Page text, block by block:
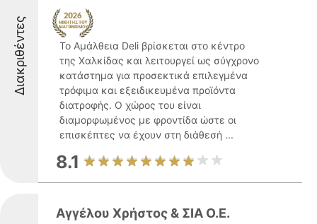
Διακριθέντες
Το Αμάλθεια Deli βρίσκεται στο κέντρο
της Χαλκίδας και λειτουργεί ως σύγχρονο
κατάστημα για προσεκτικά επιλεγμένα
τρόφιμα και εξειδικευμένα προϊόντα
διατροφής. Ο χώρος του είναι
διαμορφωμένος με φροντίδα ώστε οι
επισκέπτες να έχουν στη διάθεσή ...
8.1
Αγγέλου Χρήστος & ΣΙΑ Ο.Ε.